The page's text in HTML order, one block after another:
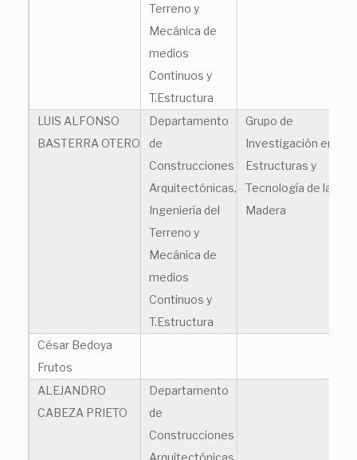
Terreno y
Mecánica de
medios
Continuos y
T.Estructura
LUIS ALFONSO
BASTERRA OTERO
Departamento
de
Construcciones
Arquitectónicas,
Ingeniería del
Terreno y
Mecánica de
medios
Continuos y
T.Estructura
Grupo de
Investigación en
Estructuras y
Tecnología de la
Madera
César Bedoya
Frutos
ALEJANDRO
CABEZA PRIETO
Departamento
de
Construcciones
Arquitectónicas,